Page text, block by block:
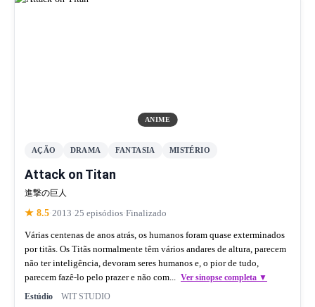
ANIME
AÇÃO DRAMA FANTASIA MISTÉRIO
Attack on Titan
進撃の巨人
★ 8.5·2013 ·25 episódios·Finalizado
Várias centenas de anos atrás, os humanos foram quase exterminados
por titãs. Os Titãs normalmente têm vários andares de altura, parecem
não ter inteligência, devoram seres humanos e, o pior de tudo,
parecem fazê-lo pelo prazer e não com... Ver sinopse completa ▼
Estúdio
WIT STUDIO